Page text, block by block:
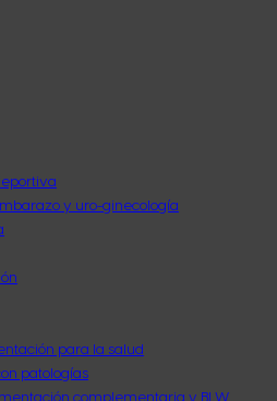
y uro-ginecología
para la salud
patologías
complementaria y BLW